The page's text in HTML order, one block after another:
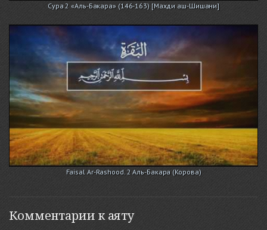
Сура 2 «Аль-Бакара» (146-163) [Махди аш-Шишани]
Faisal Ar-Rashood. 2 Аль-Бакара (Корова)
Комментарии к аяту